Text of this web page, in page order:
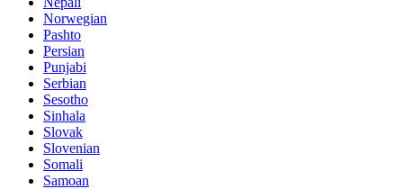
Norwegian
Pashto
Persian
Punjabi
Serbian
Sesotho
Sinhala
Slovak
Slovenian
Somali
Samoan